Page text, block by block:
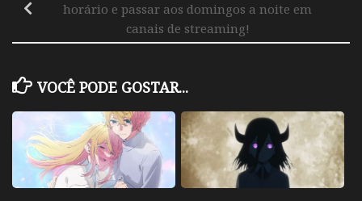
horário e passar aos domingos a noite em
canais de streaming!
VOCÊ PODE GOSTAR...